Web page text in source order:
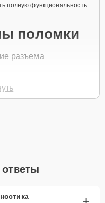
полную функциональность
поломки
разъема